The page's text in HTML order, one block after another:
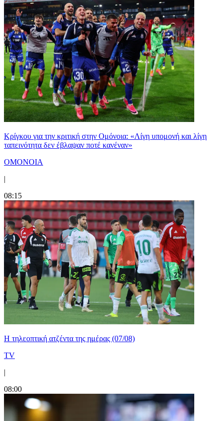
Κρίγκου για την κριτική στην Ομόνοια: «Λίγη υπομονή και λίγη
ταπεινότητα δεν έβλαψαν ποτέ κανέναν»
ΟΜΟΝΟΙΑ
|
08:15
Η τηλεοπτική ατζέντα της ημέρας (07/08)
TV
|
08:00